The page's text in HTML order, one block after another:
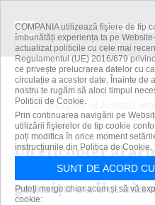
Acasă
Știri
Un elicopter al armatei
Siret, lângă...
Un elicopter al
aterizat pe un
graniţa cu
COMPANIA utilizează fişiere de tip
îmbunătăți experiența ta pe
actualizat politicile cu cele mai
Regulamentul (UE) 2016/679
ce privește prelucrarea datelor cu
circulație a acestor date. Înainte de
nostru te rugăm să aloci timpul
Politicii de Cookie.
Prin continuarea navigării pe
utilizării fişierelor de tip cookie
poți modifica în orice moment
instrucțiunile din Politica de Cookie.
SUNT DE ACORD
Puteți merge chiar acum și să vă
cookie: